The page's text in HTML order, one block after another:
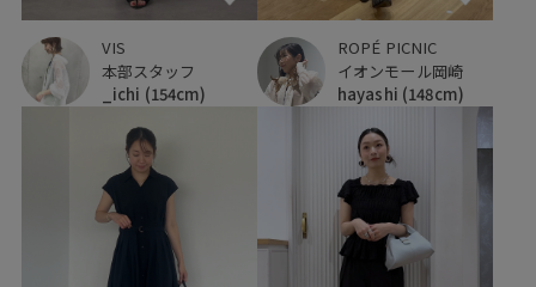
VIS
本部スタッフ
_ichi (154cm)
ROPÉ PICNIC
イオンモール岡崎
hayashi (148cm)